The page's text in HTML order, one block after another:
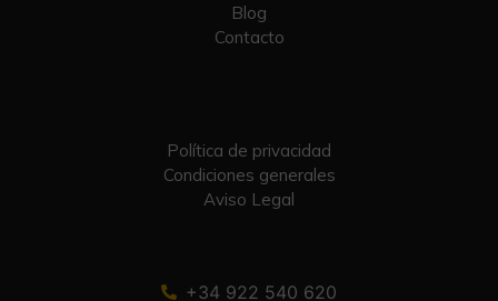
Blog
Contacto
Política de privacidad
Condiciones generales
Aviso Legal
+34 922 540 620